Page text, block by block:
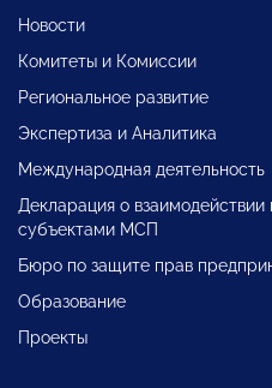
Новости
Комитеты и Комиссии
Региональное развитие
Экспертиза и Аналитика
Международная деятельность
Декларация о взаимодействии
субъектами МСП
Бюро по защите прав
Образование
Проекты